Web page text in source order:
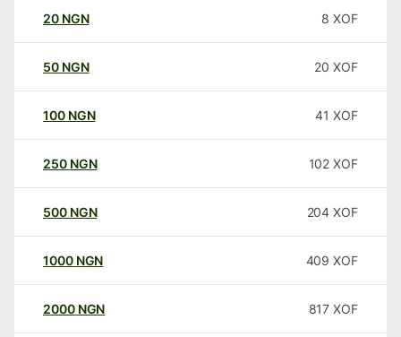
20 NGN 8 XOF
50 NGN 20 XOF
100 NGN 41 XOF
250 NGN 102 XOF
500 NGN 204 XOF
1000 NGN 409 XOF
2000 NGN 817 XOF